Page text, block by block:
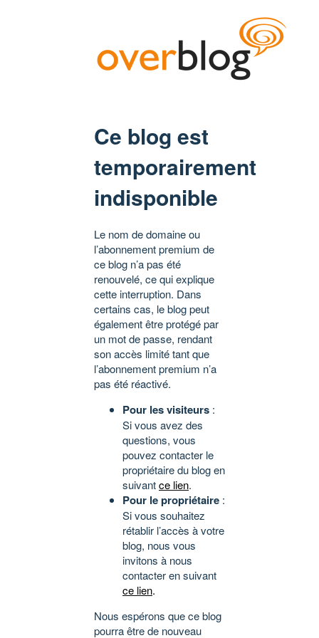
Ce blog est
temporairement
indisponible
Le nom de domaine ou
l’abonnement premium de
ce blog n’a pas été
renouvelé, ce qui explique
cette interruption. Dans
certains cas, le blog peut
également être protégé par
un mot de passe, rendant
son accès limité tant que
l’abonnement premium n’a
pas été réactivé.
Pour les visiteurs :
Si vous avez des
questions, vous
pouvez contacter le
propriétaire du blog en
suivantce lien.
Pour le propriétaire :
Si vous souhaitez
rétablir l’accès à votre
blog, nous vous
invitons à nous
contacter en suivant
ce lien.
Nous espérons que ce blog
pourra être de nouveau